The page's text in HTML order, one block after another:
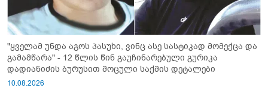
"ყველამ უნდა აგოს პასუხი, ვინც ასე სასტიკად მომექცა და
გამამწარა" - 12 წლის წინ გაუჩინარებული გურიკა
დადიანიძის ბურუსით მოცული საქმის დეტალები
10.08.2026